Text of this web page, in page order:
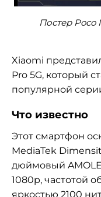
Постер Poco
Xiaomi
Pro 5G, который
популярной
Что известно
Этот смартфон
MediaTek
дюймовый
1080p, частотой
яркостью 2100